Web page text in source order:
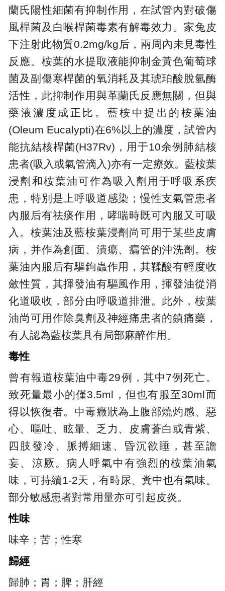
蘭氏陽性細菌有抑制作用，在試管內對破傷
風桿菌及白喉桿菌毒素有解毒效力。家兔皮
下注射此物質0.2mg/kg后，兩周內未見毒性
反應。桉葉的水提取液能抑制金黃色葡萄球
菌及副傷寒桿菌的氧消耗及其琥珀酸脫氫酶
活性，此抑制作用與革蘭氏反應無關，但與
藥液濃度成正比。藍桉中提出的桉葉油
(Oleum Eucalypti)在6%以上的濃度，試管內
能抗結核桿菌(H37Rv)，用于10余例肺結核
患者(吸入或氣管滴入)亦有一定療效。藍桉葉
浸劑和桉葉油可作為吸入劑用于呼吸系疾
患，特別是上呼吸道感染；慢性支氣管患者
內服后有祛痰作用，哮喘時既可內服又可吸
入。桉葉油及藍桉葉浸劑尚可用于某些皮膚
病，并作為創面、潰瘍、瘺管的沖洗劑。桉
葉油內服后有驅鉤蟲作用，其鞣酸有輕度收
斂性質，其揮發油有驅風作用，揮發油從消
化道吸收，部分由呼吸道排泄。此外，桉葉
油尚可用作除臭劑及神經痛患者的鎮痛藥，
有人認為藍桉葉具有局部麻醉作用。
毒性
曾有報道桉葉油中毒29例，其中7例死亡。
致死量最小的僅3.5ml，但也有服至30ml而
得以恢復者。中毒癥狀為上腹部燒灼感、惡
心、嘔吐、眩暈、乏力、皮膚蒼白或青紫、
四肢發冷、脈搏細速、昏沉欲睡，甚至譫
妄、涼厥。病人呼氣中有強烈的桉葉油氣
味，可持續1-2天，有時尿、糞中也有氣味。
部分敏感患者對常用量亦可引起皮炎。
性味
味辛；苦；性寒
歸經
歸肺；胃；脾；肝經